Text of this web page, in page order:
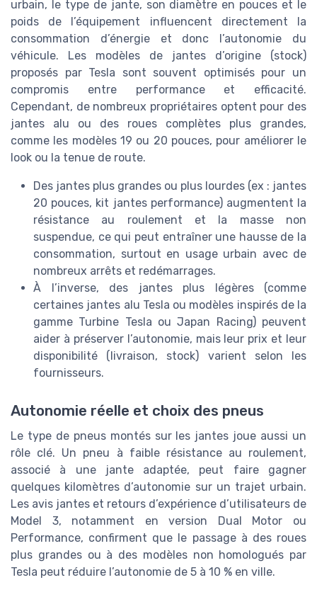
urbain, le type de jante, son diamètre en pouces et le
poids de l’équipement influencent directement la
consommation d’énergie et donc l’autonomie du
véhicule. Les modèles de jantes d’origine (stock)
proposés par Tesla sont souvent optimisés pour un
compromis entre performance et efficacité.
Cependant, de nombreux propriétaires optent pour des
jantes alu ou des roues complètes plus grandes,
comme les modèles 19 ou 20 pouces, pour améliorer le
look ou la tenue de route.
Des jantes plus grandes ou plus lourdes (ex : jantes
20 pouces, kit jantes performance) augmentent la
résistance au roulement et la masse non
suspendue, ce qui peut entraîner une hausse de la
consommation, surtout en usage urbain avec de
nombreux arrêts et redémarrages.
À l’inverse, des jantes plus légères (comme
certaines jantes alu Tesla ou modèles inspirés de la
gamme Turbine Tesla ou Japan Racing) peuvent
aider à préserver l’autonomie, mais leur prix et leur
disponibilité (livraison, stock) varient selon les
fournisseurs.
Autonomie réelle et choix des pneus
Le type de pneus montés sur les jantes joue aussi un
rôle clé. Un pneu à faible résistance au roulement,
associé à une jante adaptée, peut faire gagner
quelques kilomètres d’autonomie sur un trajet urbain.
Les avis jantes et retours d’expérience d’utilisateurs de
Model 3, notamment en version Dual Motor ou
Performance, confirment que le passage à des roues
plus grandes ou à des modèles non homologués par
Tesla peut réduire l’autonomie de 5 à 10 % en ville.